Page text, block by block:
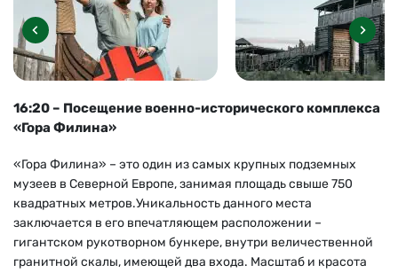
16:20 – Посещение военно-исторического комплекса
«Гора Филина»
«Гора Филина» – это один из самых крупных подземных
музеев в Северной Европе, занимая площадь свыше 750
квадратных метров.Уникальность данного места
заключается в его впечатляющем расположении –
гигантском рукотворном бункере, внутри величественной
гранитной скалы, имеющей два входа. Масштаб и красота